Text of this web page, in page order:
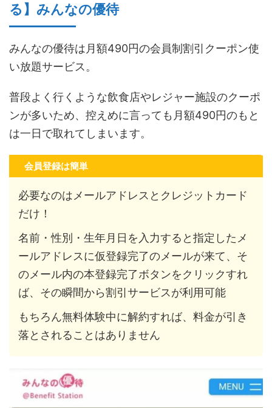
る】みんなの優待
みんなの優待は月額490円の会員制割引クーポン使
い放題サービス。
普段よく行くような飲食店やレジャー施設のクーポ
ンが多いため、控えめに言っても月額490円のもと
は一日で取れてしまいます。
会員登録は簡単
必要なのはメールアドレスとクレジットカード
だけ！
名前・性別・生年月日を入力すると指定したメ
ールアドレスに仮登録完了のメールが来て、そ
のメール内の本登録完了ボタンをクリックすれ
ば、その瞬間から割引サービスが利用可能
もちろん無料体験中に解約すれば、料金が引き
落とされることはありません